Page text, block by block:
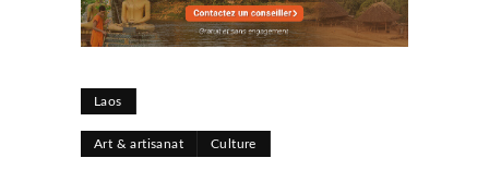
Laos
Art & artisanat Culture